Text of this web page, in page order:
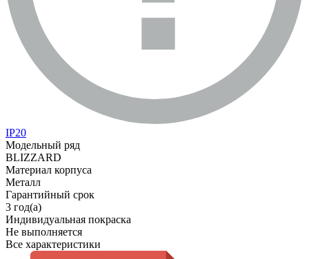
IP20
Модельный ряд
BLIZZARD
Материал корпуса
Металл
Гарантийный срок
3 год(а)
Индивидуальная покраска
Не выполняется
Все характеристики